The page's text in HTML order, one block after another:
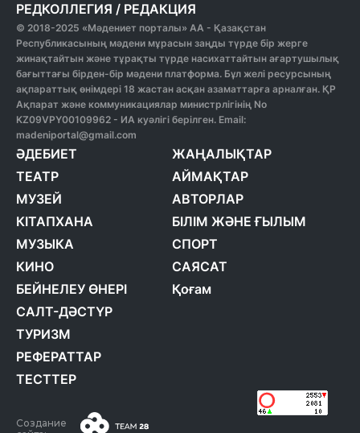
РЕДКОЛЛЕГИЯ / РЕДАКЦИЯ
© 2018-2025 «Мәдениет порталы» АА - Қазақстан
Республикасының мәдени мұрасын заңды түрде бір жерге
жинақтайтын және тұрақты түрде насихаттайтын ағартушылық
бағыттағы бірден-бір мәдени платформа. Бұл желі ресурсының
ақпараттық өнімдері 18 жастан асқан азаматтарға арналған. ҚР
Ақпарат және коммуникациялар министрлігінің No
KZ09VPY00109962 - ИА куәлігі берілген. Email:
madeniportal@gmail.com
ӘДЕБИЕТ
ТЕАТР
МУЗЕЙ
КІТАПХАНА
МУЗЫКА
КИНО
БЕЙНЕЛЕУ ӨНЕРІ
САЛТ-ДӘСТҮР
ТУРИЗМ
РЕФЕРАТТАР
ТЕСТТЕР
ЖАҢАЛЫҚТАР
АЙМАҚТАР
АВТОРЛАР
БІЛІМ ЖӘНЕ ҒЫЛЫМ
СПОРТ
САЯСАТ
Қоғам
Создание